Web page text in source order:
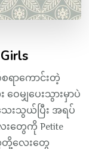
ရာကောင်းတဲ့
ေမျှပေးသွားမှာပဲ
သေးသွယ်ပြီး အရပ်
တွေကို Petite
တို့လေးတွေ